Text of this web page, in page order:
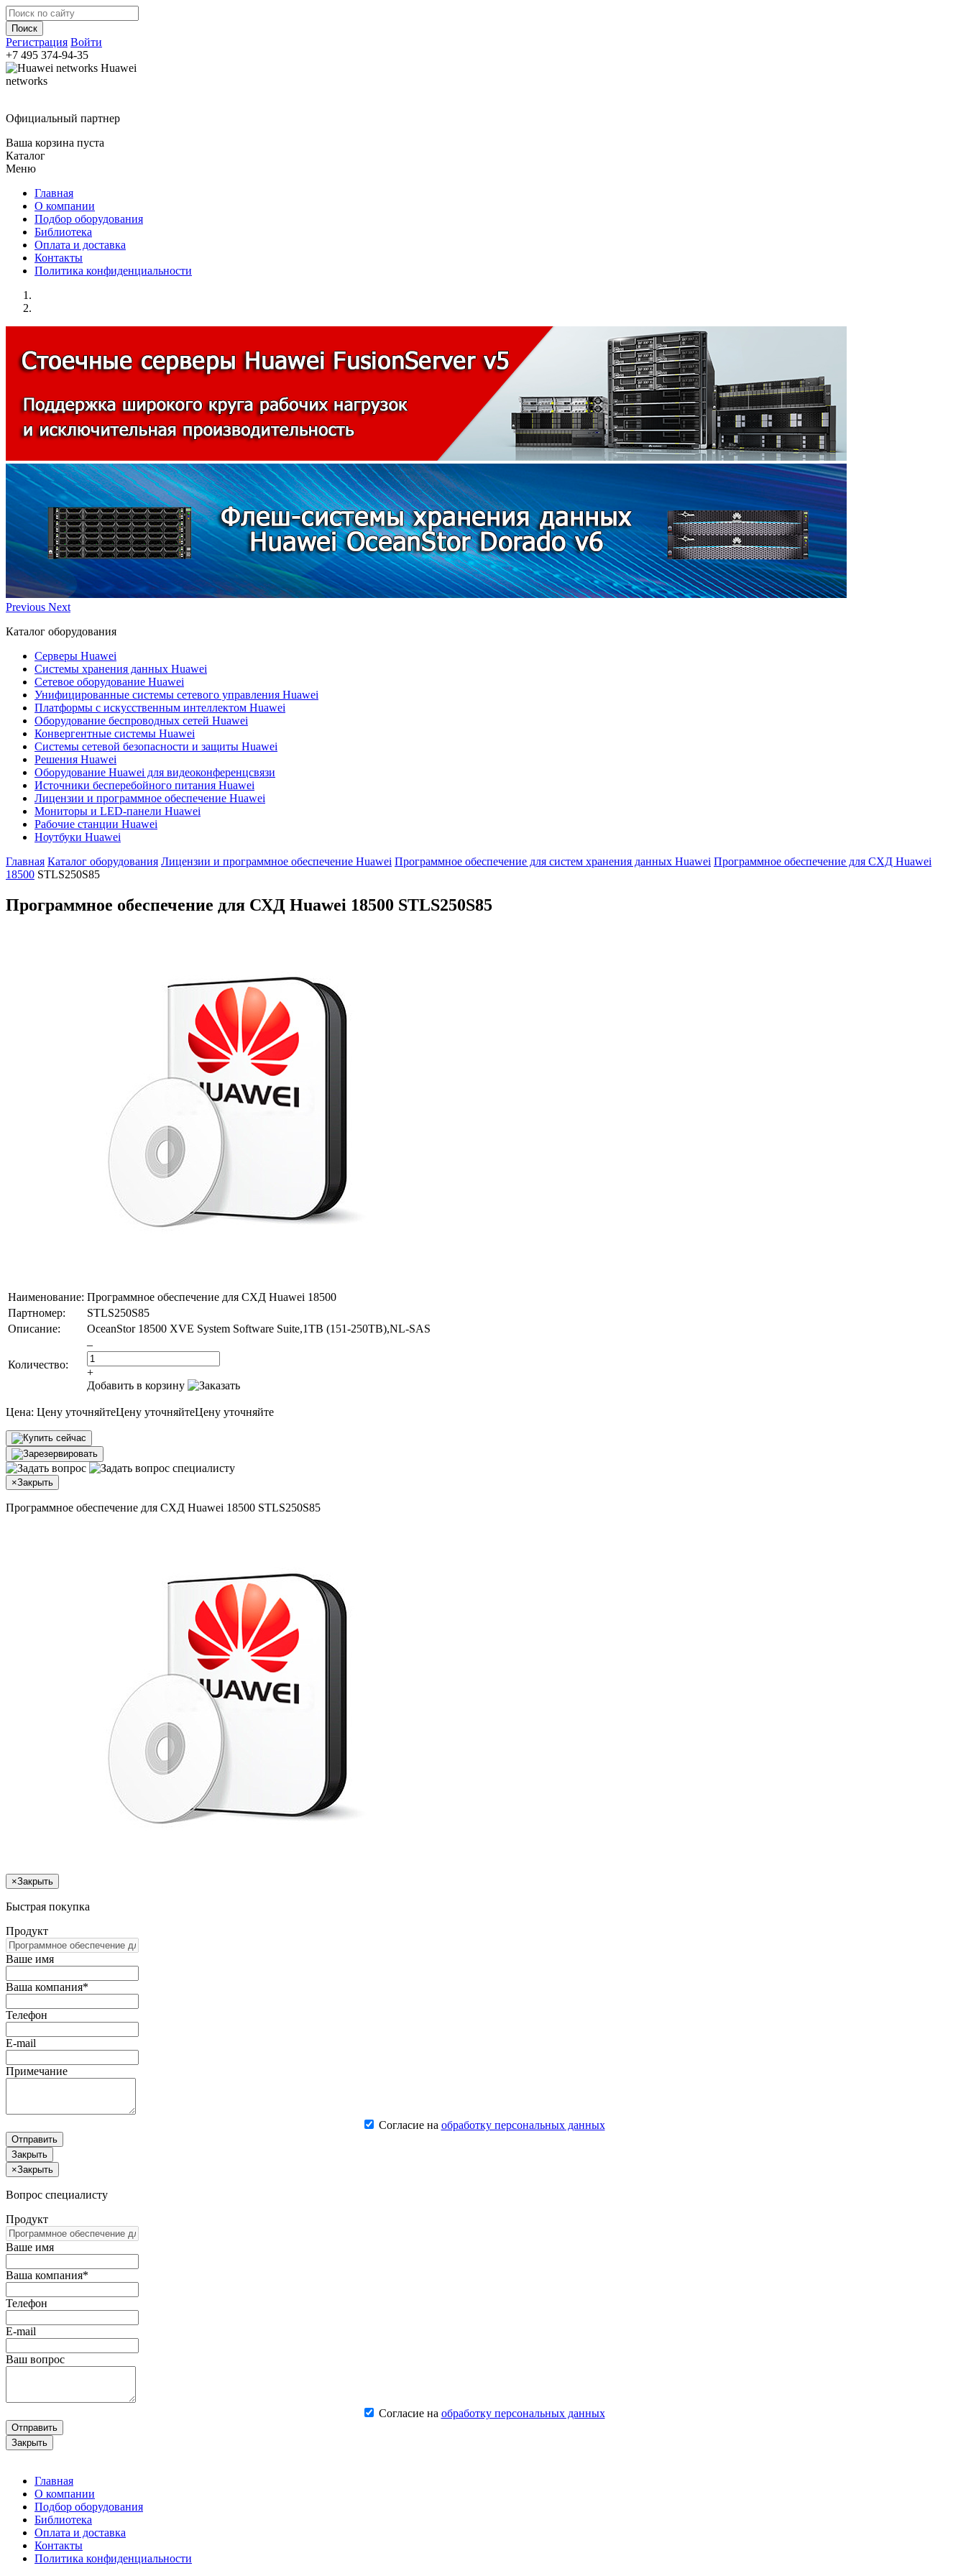
Регистрация Войти
+7 495 374-94-35
Huawei
networks
Официальный партнер
Ваша корзина пуста
Каталог
Меню
Главная
О компании
Подбор оборудования
Библиотека
Оплата и доставка
Контакты
Политика конфиденциальности
Previous Next
Каталог оборудования
Серверы Huawei
Системы хранения данных Huawei
Сетевое оборудование Huawei
Унифицированные системы сетевого управления Huawei
Платформы с искусственным интеллектом Huawei
Оборудование беспроводных сетей Huawei
Конвергентные системы Huawei
Системы сетевой безопасности и защиты Huawei
Решения Huawei
Оборудование Huawei для видеоконференцсвязи
Источники бесперебойного питания Huawei
Лицензии и программное обеспечение Huawei
Мониторы и LED-панели Huawei
Рабочие станции Huawei
Ноутбуки Huawei
Главная Каталог оборудования Лицензии и программное обеспечение Huawei Программное обеспечение для систем хранения данных Huawei Программное обеспечение для СХД Huawei
18500 STLS250S85
Программное обеспечение для СХД Huawei 18500 STLS250S85
Наименование: Программное обеспечение для СХД Huawei 18500
Партномер:
STLS250S85
Описание:
OceanStor 18500 XVE System Software Suite,1TB (151-250TB),NL-SAS
Количество:
–
+
Добавить в корзину
Цена: Цену уточняйтеЦену уточняйтеЦену уточняйте
×Закрыть
Программное обеспечение для СХД Huawei 18500 STLS250S85
×Закрыть
Быстрая покупка
Продукт
Ваше имя
Ваша компания*
Телефон
E-mail
Примечание
Согласие на обработку персональных данных
Отправить
Закрыть
×Закрыть
Вопрос специалисту
Продукт
Ваше имя
Ваша компания*
Телефон
E-mail
Ваш вопрос
Согласие на обработку персональных данных
Отправить
Закрыть
Главная
О компании
Подбор оборудования
Библиотека
Оплата и доставка
Контакты
Политика конфиденциальности